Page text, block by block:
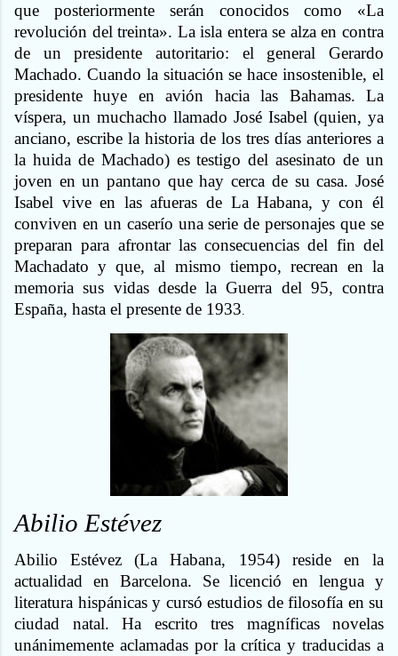
que posteriormente serán conocidos como «La
revolución del treinta». La isla entera se alza en contra
de un presidente autoritario: el general Gerardo
Machado. Cuando la situación se hace insostenible, el
presidente huye en avión hacia las Bahamas. La
víspera, un muchacho llamado José Isabel (quien, ya
anciano, escribe la historia de los tres días anteriores a
la huida de Machado) es testigo del asesinato de un
joven en un pantano que hay cerca de su casa. José
Isabel vive en las afueras de La Habana, y con él
conviven en un caserío una serie de personajes que se
preparan para afrontar las consecuencias del fin del
Machadato y que, al mismo tiempo, recrean en la
memoria sus vidas desde la Guerra del 95, contra
España, hasta el presente de 1933.
Abilio Estévez
Abilio Estévez (La Habana, 1954) reside en la
actualidad en Barcelona. Se licenció en lengua y
literatura hispánicas y cursó estudios de filosofía en su
ciudad natal. Ha escrito tres magníficas novelas
unánimemente aclamadas por la crítica y traducidas a